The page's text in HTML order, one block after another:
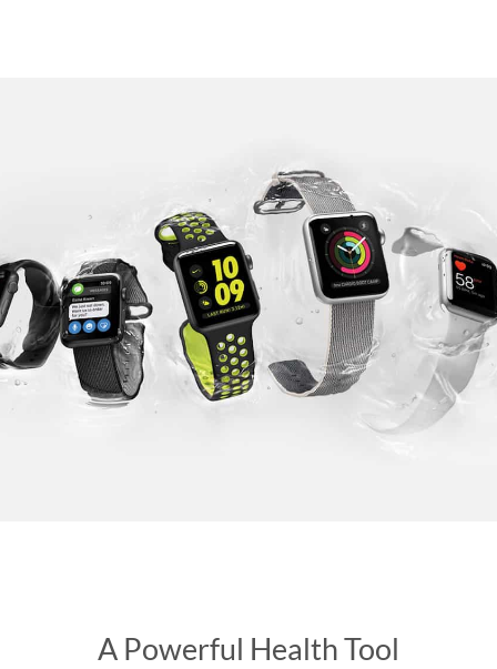
A Powerful Health Tool